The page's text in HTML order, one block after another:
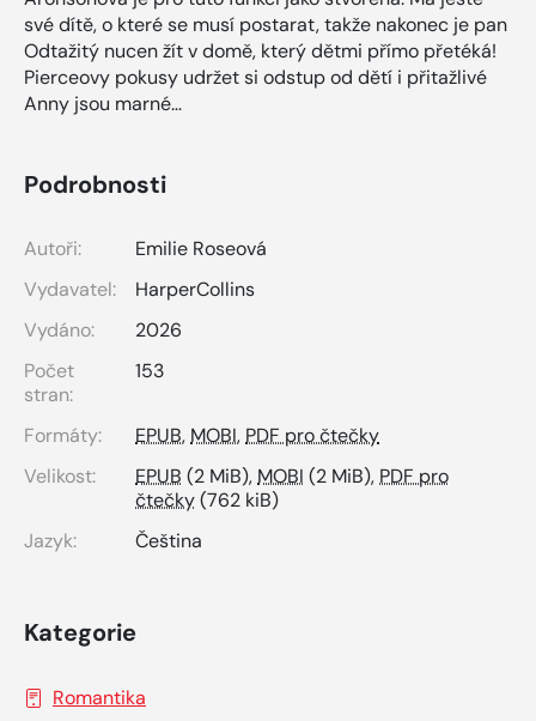
své dítě, o které se musí postarat, takže nakonec je pan
Odtažitý nucen žít v domě, který dětmi přímo přetéká!
Pierceovy pokusy udržet si odstup od dětí i přitažlivé
Anny jsou marné…
Podrobnosti
Autoři:
Emilie Roseová
Vydavatel:
HarperCollins
Vydáno:
2026
Počet
stran:
153
Formáty: EPUB,MOBI,PDF pro čtečky
Velikost:
EPUB (2 MiB),MOBI (2 MiB),PDF pro
čtečky(762 kiB)
Jazyk:
Čeština
Kategorie
Romantika